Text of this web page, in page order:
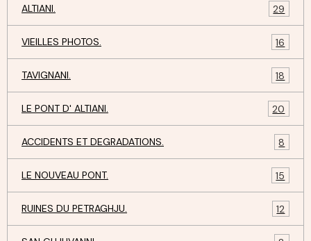
ALTIANI. 29
VIEILLES PHOTOS. 16
TAVIGNANI. 18
LE PONT D' ALTIANI. 20
ACCIDENTS ET DEGRADATIONS. 8
LE NOUVEAU PONT. 15
RUINES DU PETRAGHJU. 12